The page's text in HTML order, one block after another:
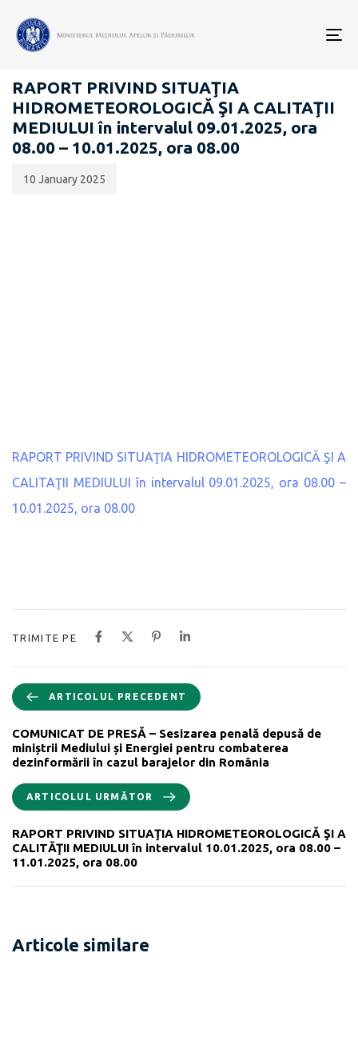
RAPOARTE ZILNICE STAREA MEDIULUI
RAPORT PRIVIND SITUAŢIA
HIDROMETEOROLOGICĂ ŞI A CALITAŢII
MEDIULUI în intervalul 09.01.2025, ora
08.00 – 10.01.2025, ora 08.00
publicării:
10 January 2025
RAPORT PRIVIND SITUAŢIA HIDROMETEOROLOGICĂ ŞI A
CALITAŢII MEDIULUI în intervalul 09.01.2025, ora 08.00 –
10.01.2025, ora 08.00
TRIMITE PE
ARTICOLUL PRECEDENT
COMUNICAT DE PRESĂ – Sesizarea penală depusă de
miniștrii Mediului și Energiei pentru combaterea
dezinformării în cazul barajelor din România
ARTICOLUL URMĂTOR
RAPORT PRIVIND SITUAŢIA HIDROMETEOROLOGICĂ ŞI A
CALITĂŢII MEDIULUI în intervalul 10.01.2025, ora 08.00 –
11.01.2025, ora 08.00
Articole similare